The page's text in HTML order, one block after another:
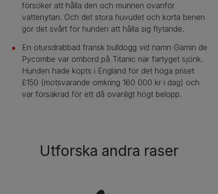
försöker att hålla den och munnen ovanför
vattenytan. Och det stora huvudet och korta benen
gör det svårt för hunden att hålla sig flytande.
En otursdrabbad fransk bulldogg vid namn Gamin de
Pycombe var ombord på Titanic när fartyget sjönk.
Hunden hade köpts i England för det höga priset
£150 (motsvarande omkring 160 000 kr i dag) och
var försäkrad för ett då ovanligt högt belopp.
Utforska andra raser